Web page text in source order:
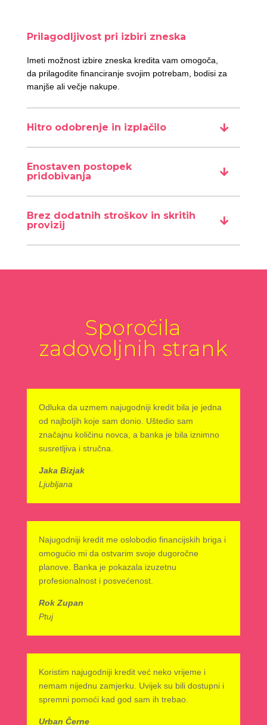
Prilagodljivost pri izbiri zneska
Imeti možnost izbire zneska kredita vam omogoča,
da prilagodite financiranje svojim potrebam, bodisi za
manjše ali večje nakupe.
Hitro odobrenje in izplačilo
Enostaven postopek
pridobivanja
Brez dodatnih stroškov in skritih
provizij
Sporočila
zadovoljnih strank
Odluka da uzmem najugodniji kredit bila je jedna
od najboljih koje sam donio. Uštedio sam
značajnu količinu novca, a banka je bila iznimno
susretljiva i stručna.
Jaka Bizjak
Ljubljana
Najugodniji kredit me oslobodio financijskih briga i
omogućio mi da ostvarim svoje dugoročne
planove. Banka je pokazala izuzetnu
profesionalnost i posvećenost.
Rok Zupan
Ptuj
Koristim najugodniji kredit već neko vrijeme i
nemam nijednu zamjerku. Uvijek su bili dostupni i
spremni pomoći kad god sam ih trebao.
Urban Černe